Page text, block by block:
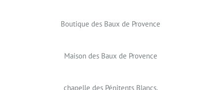
Boutique des Baux de Provence
Maison des Baux de Provence
chapelle des Pénitents Blancs,